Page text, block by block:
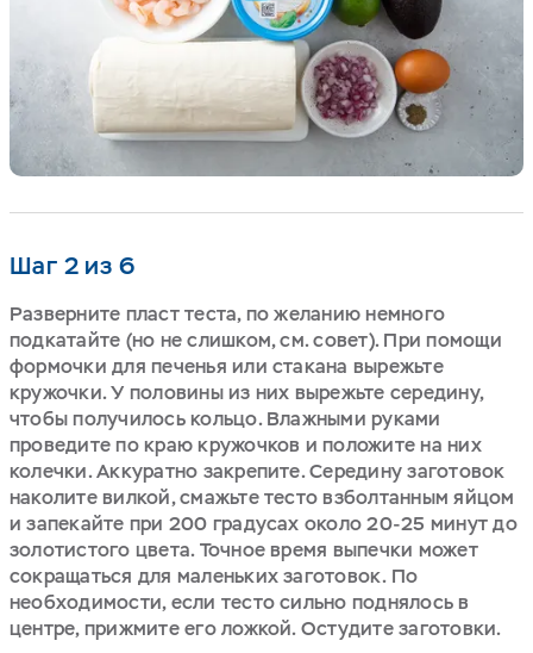
Шаг 2 из 6
Разверните пласт теста, по желанию немного
подкатайте (но не слишком, см. совет). При помощи
формочки для печенья или стакана вырежьте
кружочки. У половины из них вырежьте середину,
чтобы получилось кольцо. Влажными руками
проведите по краю кружочков и положите на них
колечки. Аккуратно закрепите. Середину заготовок
наколите вилкой, смажьте тесто взболтанным яйцом
и запекайте при 200 градусах около 20-25 минут до
золотистого цвета. Точное время выпечки может
сокращаться для маленьких заготовок. По
необходимости, если тесто сильно поднялось в
центре, прижмите его ложкой. Остудите заготовки.